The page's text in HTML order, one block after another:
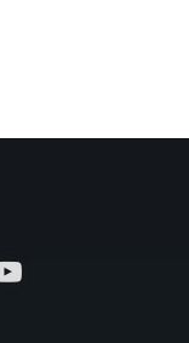
YouTube